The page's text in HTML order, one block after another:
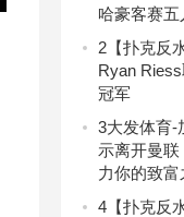
哈豪客赛五
2 【扑克反
Ryan
冠军
3大发体育-
示离开曼
力你的致富
4 【扑克反